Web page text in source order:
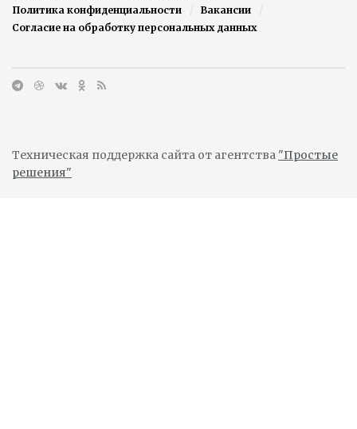
Политика конфиденциальности
Вакансии
Согласие на обработку персональных данных
Техническая поддержка сайта от агентства "Простые
решения"